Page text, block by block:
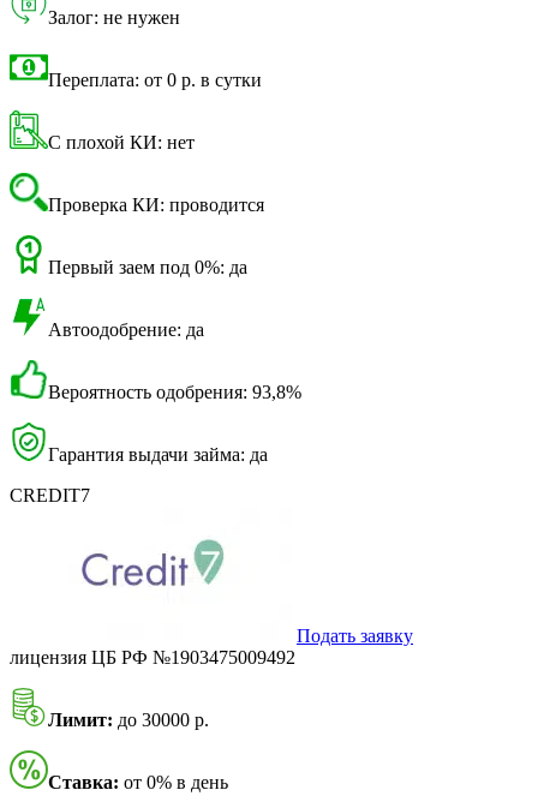
Залог: не нужен
Переплата: от 0 р. в сутки
С плохой КИ: нет
Проверка КИ: проводится
Первый заем под 0%: да
Автоодобрение: да
Вероятность одобрения: 93,8%
Гарантия выдачи займа: да
CREDIT7
Подать заявку
лицензия ЦБ РФ №1903475009492
Лимит: до 30000 р.
Ставка: от 0% в день